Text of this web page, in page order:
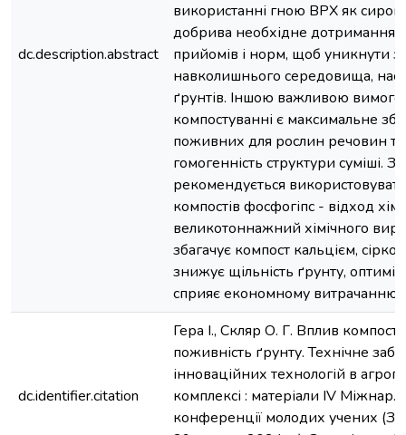
dc.description.abstract
використанні гною ВРХ як
добрива необхідне дотримання
прийомів і норм, щоб уникнути
навколишнього середовища,
ґрунтів. Іншою важливою
компостуванні є максимальне
поживних для рослин речовин та
гомогенність структури суміші.
рекомендується
компостів фосфогіпс - відход
великотоннажний хімічного
збагачує компост кальцієм,
знижує щільність ґрунту,
сприяє економному витрачанню
dc.identifier.citation
Гера І., Скляр О. Г. Вплив
поживність ґрунту. Технічне
інноваційних технологій в
комплексі : матеріали IV Міжнар.
конференції молодих учених